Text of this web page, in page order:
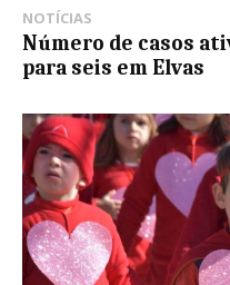
NOTÍCIAS
Número de casos
para seis em Elvas